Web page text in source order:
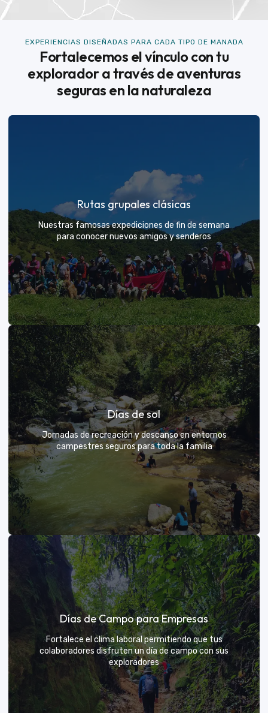
EXPERIENCIAS DISEÑADAS PARA CADA TIPO DE MANADA
Fortalecemos el vínculo con tu
explorador a través de aventuras
seguras en la naturaleza
Rutas grupales clásicas
Nuestras famosas expediciones de fin de semana
para conocer nuevos amigos y senderos
Rutas grupales clásicas
Únete a la manada y descubre nuevos senderos
VER MÁS
Días de sol
Jornadas de recreación y descanso en entornos
campestres seguros para toda la familia
Días de sol
Un respiro campestre diseñado para el descanso y la
diversión de todos
VER MÁS
Días de Campo para Empresas
Fortalece el clima laboral permitiendo que tus
colaboradores disfruten un día de campo con sus
exploradores